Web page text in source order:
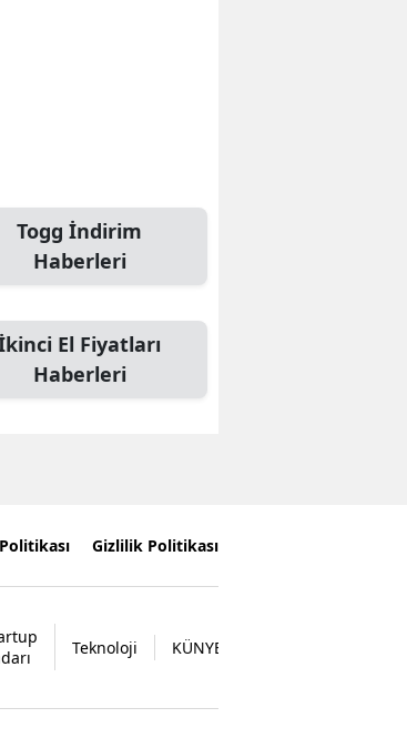
Togg İndirim
Haberleri
El Fiyatları
Haberleri
Gizlilik Politikası
Teknoloji KÜNYE